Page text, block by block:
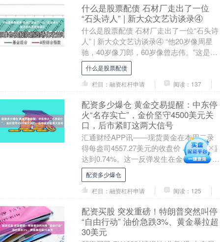
什么是股票配债 石材厂走出了一位
“石头诗人” | 新大众文艺访谈录④
什么是股票配债 石材厂走出了一位“石头诗
人” | 新大众文艺访谈录④ “他20岁像周星
驰，40岁像刀郎，60岁像曾志伟。”这是曾
为民的妻子对他的评价。 不止她一....
什么是股票配债
栏目：融资杠杆申请
阅读：137
配资多少爆仓 黄金交易提醒：中东停
火“名存实亡”，金价坚守4500美元关
口，后市紧盯这两大信号
汇通财经APP讯——现货黄金在本周二录
得每盎司4557.27美元的收盘价，全天涨幅
达到0.74%。这一反弹发生在金价于周一刚
刚触及3月31日以来最低点4501美....
配资多少爆仓
栏目：融资杠杆申请
阅读：125
配资买股 突发重磅！特朗普突然叫停
“自由行动” 油价急跌3%、黄金暴拉超
30美元